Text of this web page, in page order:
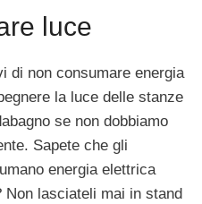
luce
di non consumare energia
la luce delle stanze
se non dobbiamo
Sapete che gli
energia elettrica
Non lasciateli mai in stand